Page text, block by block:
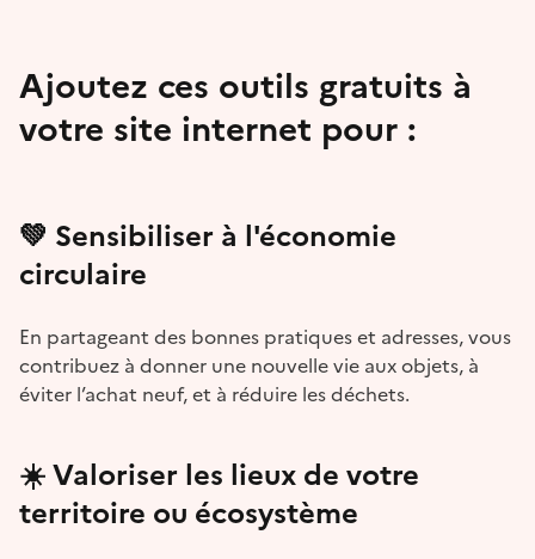
Ajoutez ces outils gratuits à
votre site internet pour :
💚 Sensibiliser à l'économie
circulaire
En partageant des bonnes pratiques et adresses, vous
contribuez à donner une nouvelle vie aux objets, à
éviter l’achat neuf, et à réduire les déchets.
☀️Valoriser les lieux de votre
territoire ou écosystème